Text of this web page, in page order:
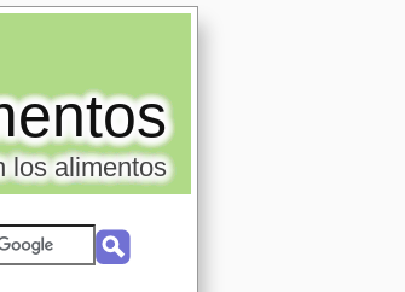
los alimentos